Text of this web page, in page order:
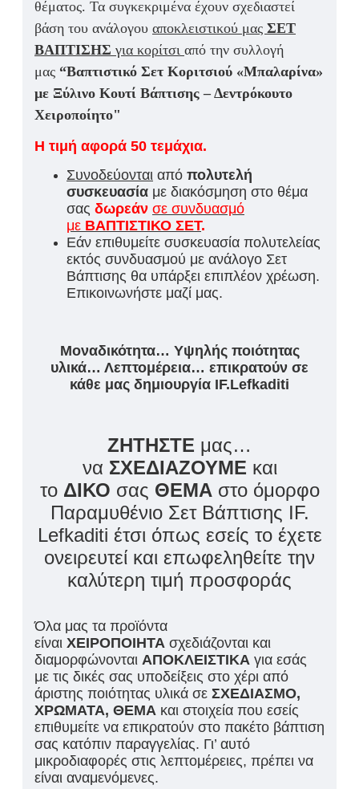
θέματος. Τα συγκεκριμένα έχουν σχεδιαστεί
βάση του ανάλογου αποκλειστικού μας ΣΕΤ
ΒΑΠΤΙΣΗΣ για κορίτσι από την συλλογή
μας “Βαπτιστικό Σετ Κοριτσιού «Μπαλαρίνα»
με Ξύλινο Κουτί Βάπτισης – Δεντρόκουτο
Χειροποίητο"
Η τιμή αφορά 50 τεμάχια.
Συνοδεύονται από πολυτελή
συσκευασία με διακόσμηση στο θέμα
σας δωρεάν σε συνδυασμό
με ΒΑΠΤΙΣΤΙΚΟ ΣΕΤ.
Εάν επιθυμείτε συσκευασία πολυτελείας
εκτός συνδυασμού με ανάλογο Σετ
Βάπτισης θα υπάρξει επιπλέον χρέωση.
Επικοινωνήστε μαζί μας.
Μοναδικότητα… Υψηλής ποιότητας
υλικά… Λεπτομέρεια… επικρατούν σε
κάθε μας δημιουργία IF.Lefkaditi
ΖΗΤΗΣΤΕ μας…
να ΣΧΕΔΙΑΖΟΥΜΕ και
το ΔΙΚΟ σας ΘΕΜΑστο όμορφο
Παραμυθένιο Σετ Βάπτισης IF.
Lefkaditi έτσι όπως εσείς το έχετε
ονειρευτεί και επωφεληθείτε την
καλύτερη τιμή προσφοράς
Όλα μας τα προϊόντα
είναι ΧΕΙΡΟΠΟΙΗΤΑ σχεδιάζονται και
διαμορφώνονται ΑΠΟΚΛΕΙΣΤΙΚΑ για εσάς
με τις δικές σας υποδείξεις στο χέρι από
άριστης ποιότητας υλικά σε ΣΧΕΔΙΑΣΜΟ,
ΧΡΩΜΑΤΑ, ΘΕΜΑ και στοιχεία που εσείς
επιθυμείτε να επικρατούν στο πακέτο βάπτιση
σας κατόπιν παραγγελίας. Γι’ αυτό
μικροδιαφορές στις λεπτομέρειες, πρέπει να
είναι αναμενόμενες.